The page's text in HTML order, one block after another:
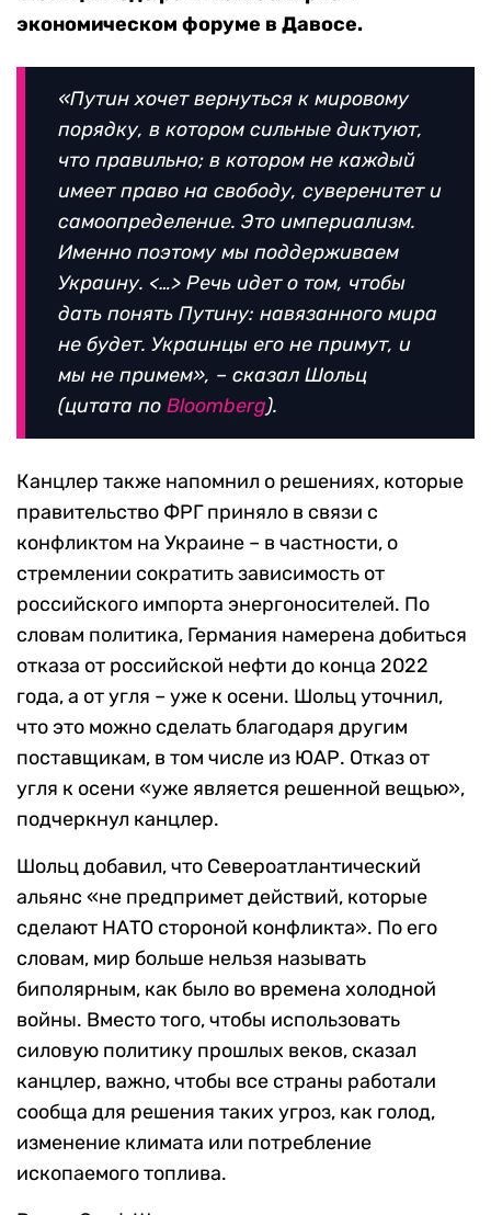
экономическом форуме в Давосе.
«Путин хочет вернуться к мировому
порядку, в котором сильные диктуют,
что правильно; в котором не каждый
имеет право на свободу, суверенитет и
самоопределение. Это империализм.
Именно поэтому мы поддерживаем
Украину. <…> Речь идет о том, чтобы
дать понять Путину: навязанного мира
не будет. Украинцы его не примут, и
мы не примем», – сказал Шольц
(цитата по Bloomberg).
Канцлер также напомнил о решениях, которые
правительство ФРГ приняло в связи с
конфликтом на Украине – в частности, о
стремлении сократить зависимость от
российского импорта энергоносителей. По
словам политика, Германия намерена добиться
отказа от российской нефти до конца 2022
года, а от угля – уже к осени. Шольц уточнил,
что это можно сделать благодаря другим
поставщикам, в том числе из ЮАР. Отказ от
угля к осени «уже является решенной вещью»,
подчеркнул канцлер.
Шольц добавил, что Североатлантический
альянс «не предпримет действий, которые
сделают НАТО стороной конфликта». По его
словам, мир больше нельзя называть
биполярным, как было во времена холодной
войны. Вместо того, чтобы использовать
силовую политику прошлых веков, сказал
канцлер, важно, чтобы все страны работали
сообща для решения таких угроз, как голод,
изменение климата или потребление
ископаемого топлива.